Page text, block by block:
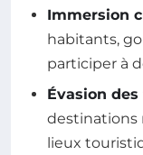
Immersion
habitants,
participer à
Évasion des
destinations
lieux